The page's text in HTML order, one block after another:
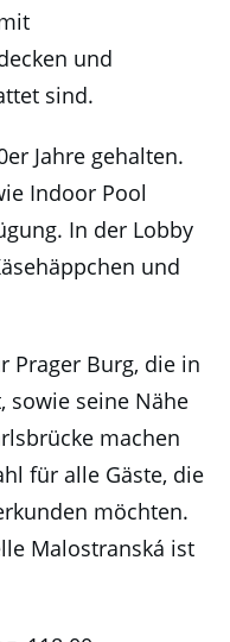
und
sind.
Jahre gehalten.
Indoor Pool
In der Lobby
und
Prager Burg, die in
sowie seine Nähe
machen
für alle Gäste, die
möchten.
Malostranská ist